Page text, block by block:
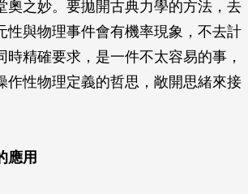
奧之妙。要拋開古典力學的方法，去
性與物理事件會有機率現象，不去計
時精確要求，是一件不太容易的事，
作性物理定義的哲思，敞開思緒來接
應用